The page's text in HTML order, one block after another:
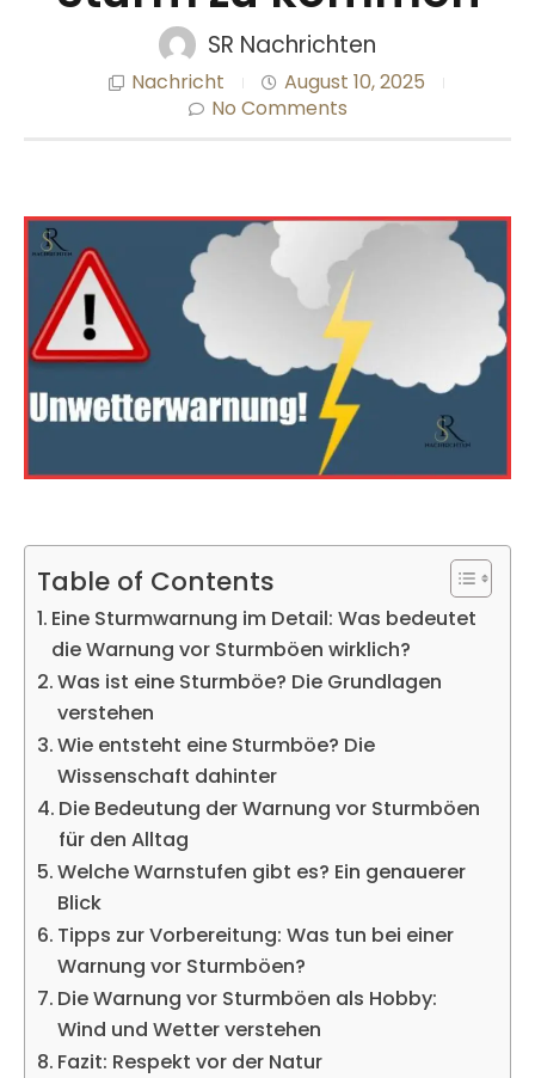
SR Nachrichten
Nachricht
August 10, 2025
No Comments
Table of Contents
Eine Sturmwarnung im Detail: Was bedeutet
die Warnung vor Sturmböen wirklich?
Was ist eine Sturmböe? Die Grundlagen
verstehen
Wie entsteht eine Sturmböe? Die
Wissenschaft dahinter
Die Bedeutung der Warnung vor Sturmböen
für den Alltag
Welche Warnstufen gibt es? Ein genauerer
Blick
Tipps zur Vorbereitung: Was tun bei einer
Warnung vor Sturmböen?
Die Warnung vor Sturmböen als Hobby:
Wind und Wetter verstehen
Fazit: Respekt vor der Natur